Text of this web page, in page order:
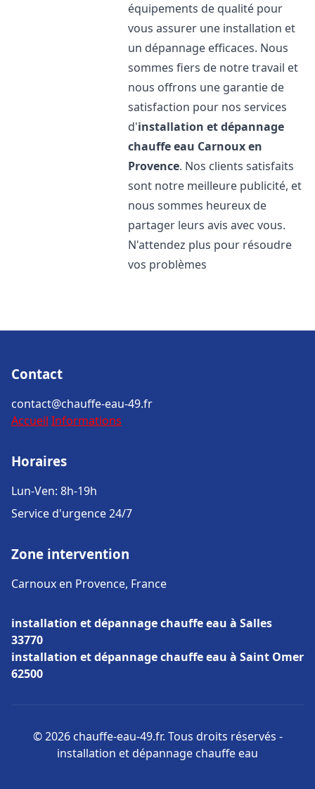
équipements de qualité pour
vous assurer une installation et
un dépannage efficaces. Nous
sommes fiers de notre travail et
nous offrons une garantie de
satisfaction pour nos services
d'installation et dépannage
chauffe eau Carnoux en
Provence. Nos clients satisfaits
sont notre meilleure publicité, et
nous sommes heureux de
partager leurs avis avec vous.
N'attendez plus pour résoudre
vos problèmes
Contact
contact@chauffe-eau-49.fr
Accueil Informations
Horaires
Lun-Ven: 8h-19h
Service d'urgence 24/7
Zone intervention
Carnoux en Provence, France
installation et dépannage chauffe eau à Salles
33770
installation et dépannage chauffe eau à Saint Omer
62500
© 2026 chauffe-eau-49.fr. Tous droits réservés -
installation et dépannage chauffe eau